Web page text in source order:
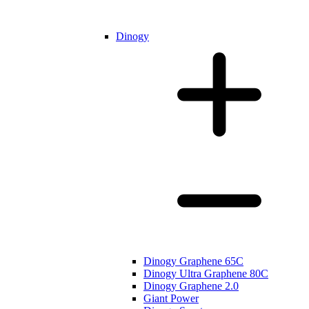
Dinogy
Dinogy Graphene 65C
Dinogy Ultra Graphene 80C
Dinogy Graphene 2.0
Giant Power